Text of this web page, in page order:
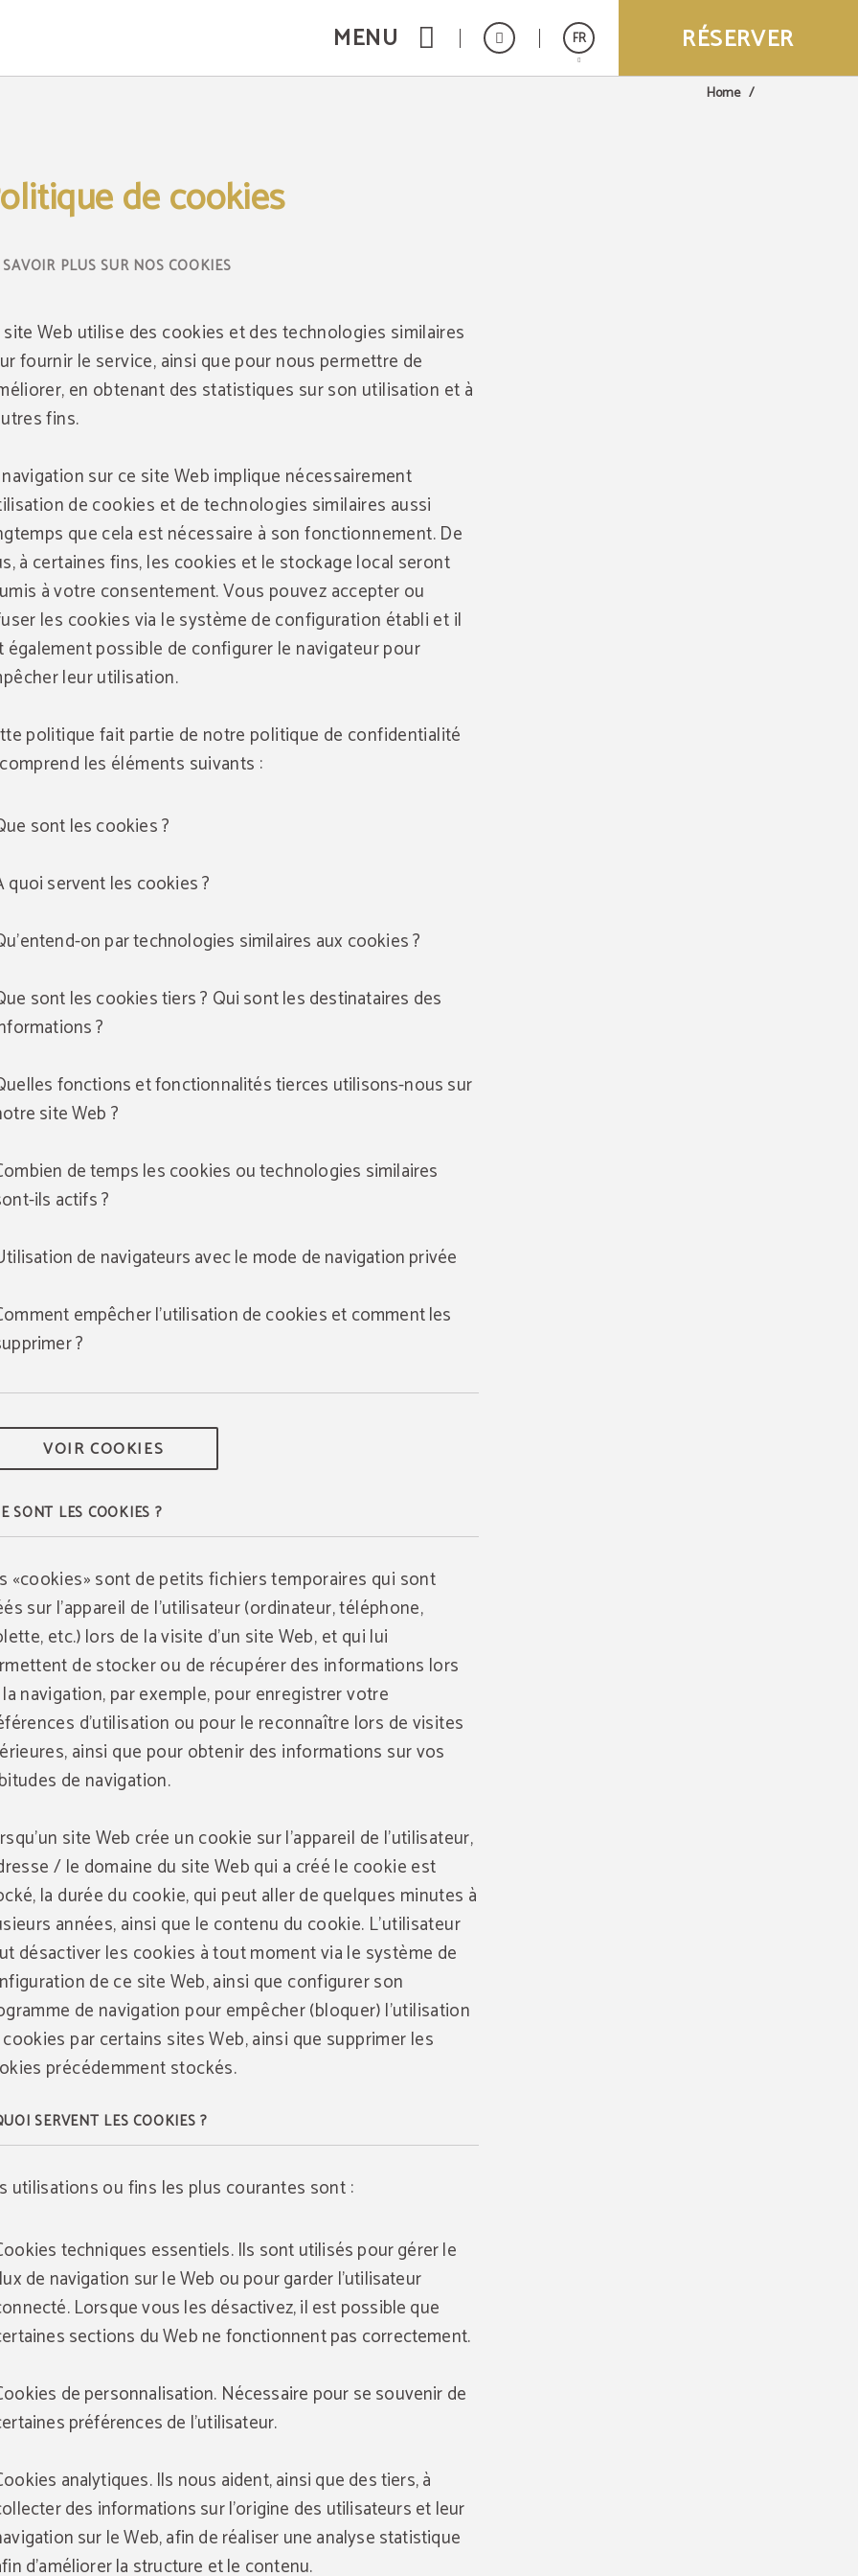
MENU FR RÉSERVER
Home
de cookies
PLUS SUR NOS COOKIES
site Web utilise des cookies et des technologies similaires
fournir le service, ainsi que pour nous permettre de
en obtenant des statistiques sur son utilisation et à
fins.
sur ce site Web implique nécessairement
de cookies et de technologies similaires aussi
que cela est nécessaire à son fonctionnement. De
à certaines fins, les cookies et le stockage local seront
à votre consentement. Vous pouvez accepter ou
les cookies via le système de configuration établi et il
également possible de configurer le navigateur pour
leur utilisation.
politique fait partie de notre politique de confidentialité
les éléments suivants :
sont les cookies ?
quoi servent les cookies ?
on par technologies similaires aux cookies ?
sont les cookies tiers ? Qui sont les destinataires des
?
fonctions et fonctionnalités tierces utilisons-nous sur
site Web ?
de temps les cookies ou technologies similaires
ils actifs ?
de navigateurs avec le mode de navigation privée
empêcher l'utilisation de cookies et comment les
?
VOIR COOKIES
SONT LES COOKIES ?
«cookies» sont de petits fichiers temporaires qui sont
sur l'appareil de l'utilisateur (ordinateur, téléphone,
etc.) lors de la visite d'un site Web, et qui lui
de stocker ou de récupérer des informations lors
navigation, par exemple, pour enregistrer votre
d'utilisation ou pour le reconnaître lors de visites
ainsi que pour obtenir des informations sur vos
de navigation.
site Web crée un cookie sur l'appareil de l'utilisateur,
/ le domaine du site Web qui a créé le cookie est
la durée du cookie, qui peut aller de quelques minutes à
années, ainsi que le contenu du cookie. L'utilisateur
désactiver les cookies à tout moment via le système de
de ce site Web, ainsi que configurer son
de navigation pour empêcher (bloquer) l'utilisation
par certains sites Web, ainsi que supprimer les
précédemment stockés.
SERVENT LES COOKIES ?
utilisations ou fins les plus courantes sont :
techniques essentiels. Ils sont utilisés pour gérer le
de navigation sur le Web ou pour garder l'utilisateur
Lorsque vous les désactivez, il est possible que
sections du Web ne fonctionnent pas correctement.
de personnalisation. Nécessaire pour se souvenir de
préférences de l'utilisateur.
analytiques. Ils nous aident, ainsi que des tiers, à
des informations sur l'origine des utilisateurs et leur
sur le Web, afin de réaliser une analyse statistique
d'améliorer la structure et le contenu.